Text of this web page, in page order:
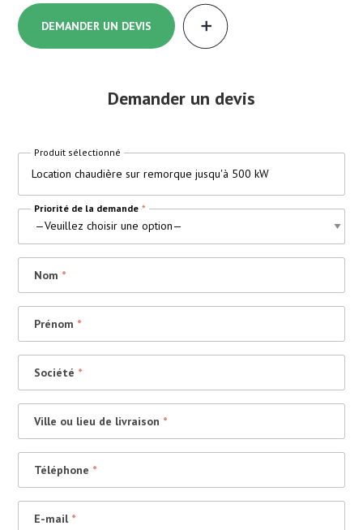
DEMANDER UN DEVIS
Demander un devis
Produit sélectionné
Location chaudière sur remorque jusqu'à 500 kW
Priorité de la demande *
Nom *
Prénom *
Société *
Ville ou lieu de livraison *
Téléphone *
E-mail *